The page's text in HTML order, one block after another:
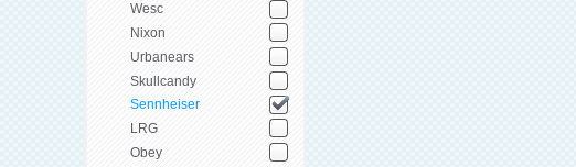
Wesc
Nixon
Urbanears
Skullcandy
Sennheiser
LRG
Obey